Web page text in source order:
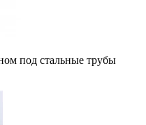
под стальные трубы